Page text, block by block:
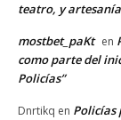
teatro, y artesanía
mostbet_paKt en
como parte del
Policías”
Dnrtikq en Policías